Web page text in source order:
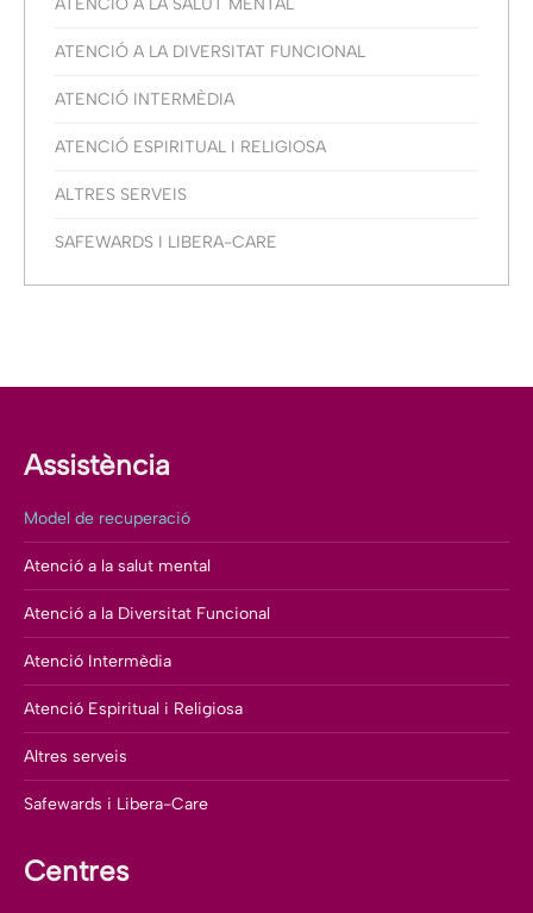
ATENCIÓ A LA SALUT MENTAL
ATENCIÓ A LA DIVERSITAT FUNCIONAL
ATENCIÓ INTERMÈDIA
ATENCIÓ ESPIRITUAL I RELIGIOSA
ALTRES SERVEIS
SAFEWARDS I LIBERA-CARE
Assistència
Model de recuperació
Atenció a la salut mental
Atenció a la Diversitat Funcional
Atenció Intermèdia
Atenció Espiritual i Religiosa
Altres serveis
Safewards i Libera-Care
Centres